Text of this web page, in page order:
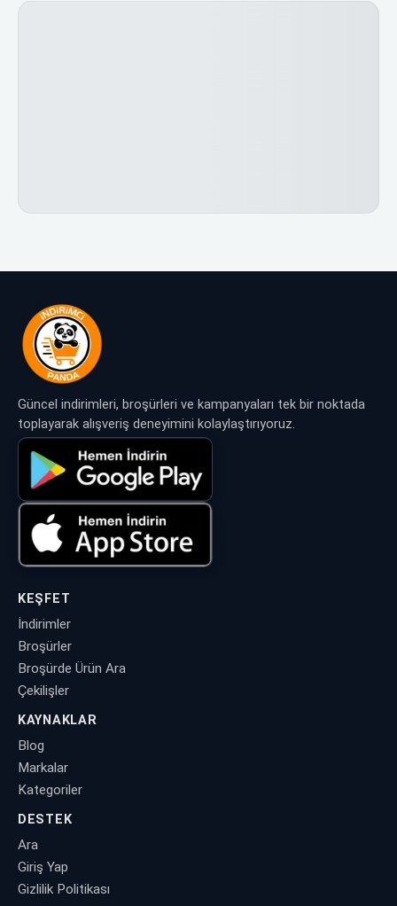
Güncel indirimleri, broşürleri ve kampanyaları tek bir noktada
toplayarak alışveriş deneyimini kolaylaştırıyoruz.
KEŞFET
İndirimler
Broşürler
Broşürde Ürün Ara
Çekilişler
KAYNAKLAR
Blog
Markalar
Kategoriler
DESTEK
Ara
Giriş Yap
Gizlilik Politikası